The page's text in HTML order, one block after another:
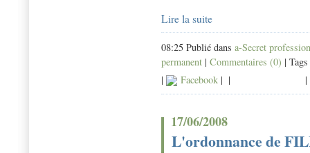
Lire la suite
08:25 Publié dans a-Secret
permanent | Commentaires (0) |
|
Facebook | | |
17/06/2008
L'ordonnance de